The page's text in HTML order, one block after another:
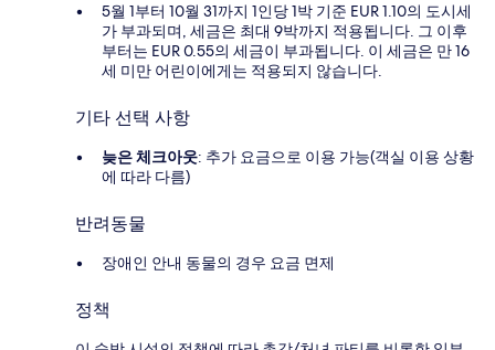
5월 1부터 10월 31까지 1인당 1박 기준 EUR 1.10의 도시세
가 부과되며, 세금은 최대 9박까지 적용됩니다. 그 이후
부터는 EUR 0.55의 세금이 부과됩니다. 이 세금은 만 16
세 미만 어린이에게는 적용되지 않습니다.
기타 선택 사항
늦은 체크아웃: 추가 요금으로 이용 가능(객실 이용 상황
에 따라 다름)
반려동물
장애인 안내 동물의 경우 요금 면제
정책